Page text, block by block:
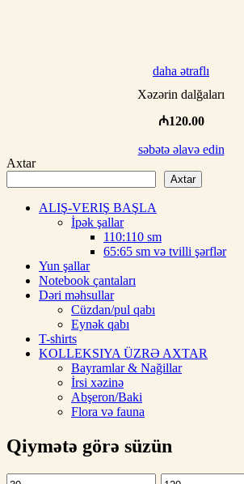
daha ətraflı
Xəzərin dalğaları
₼120.00
səbətə əlavə edin
Axtar
Axtar
ALIŞ-VERIŞ BAŞLA
İpək şallar
110:110 sm
65:65 sm və tvilli şərflər
Yun şallar
Notebook çantaları
Dəri məhsullar
Cüzdan/pul qabı
Eynək qabı
T-shirts
KOLLEKSIYA ÜZRƏ AXTAR
Bayramlar & Nağillar
İrsi xəzinə
Abşeron/Baki
Flora və fauna
Qiymətə görə süzün